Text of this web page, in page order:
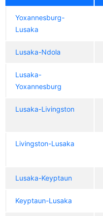
Yoxannesburg-
Lusaka
Lusaka-Ndola
Lusaka-
Yoxannesburg
Lusaka-Livingston
Livingston-Lusaka
Lusaka-Keyptaun
Keyptaun-Lusaka